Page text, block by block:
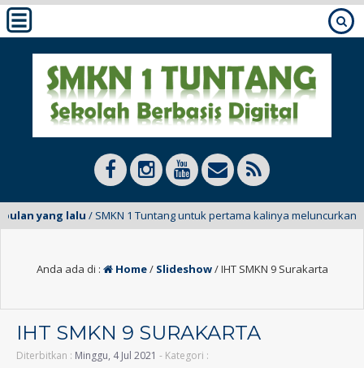
yang lalu/ SMKN 1 Tuntang untuk pertama kalinya meluncurkan
Anda ada di : Home/ Slideshow/IHT SMKN 9 Surakarta
IHT SMKN 9 SURAKARTA
Diterbitkan : Minggu, 4 Jul 2021 - Kategori :